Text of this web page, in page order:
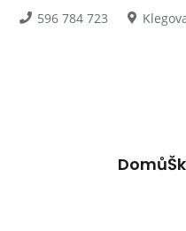
596 784 723
Domů